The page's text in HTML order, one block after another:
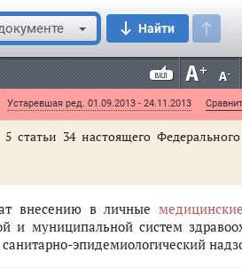
Найти
Устаревшая ред. 01.09.2013 - 24.11.2013
обеспечивать условия,
не допускаются к работе.
34 настоящего
внесению в личные
и муниципальной систем
эпидемиологический